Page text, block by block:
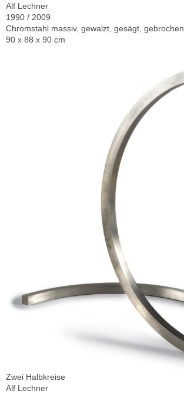
Alf Lechner
1990 / 2009
Chromstahl massiv, gewalzt, gesägt, gebrochen
90 x 88 x 90 cm
Zwei Halbkreise
Alf Lechner